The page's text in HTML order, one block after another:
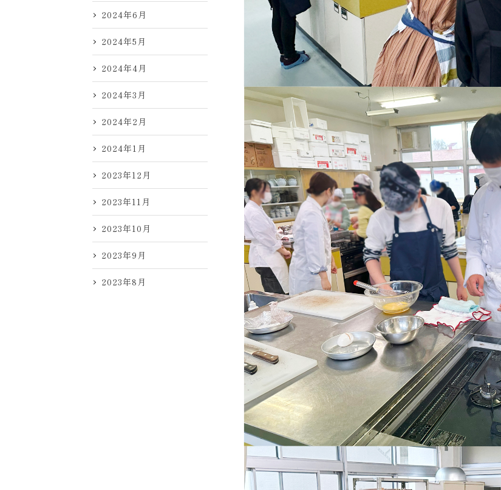
2024年6月
2024年5月
2024年4月
2024年3月
2024年2月
2024年1月
2023年12月
2023年11月
2023年10月
2023年9月
2023年8月